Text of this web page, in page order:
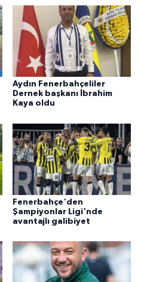
Aydın Fenerbahçeliler
Dernek başkanı İbrahim
Kaya oldu
Fenerbahçe'den
Şampiyonlar Ligi'nde
avantajlı galibiyet